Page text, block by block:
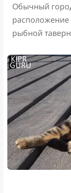
Обычный
рыбной